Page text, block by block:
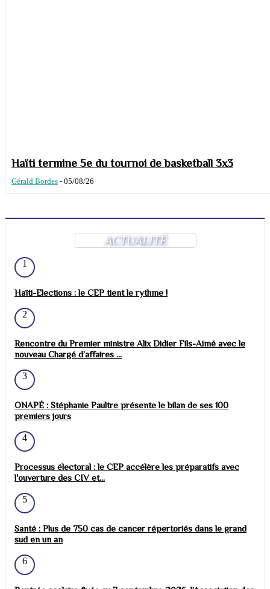
Haïti termine 5e du tournoi de basketball 3x3
Gérald Bordes - 05/08/26
ACTUALITÉ
1
Haïti-Elections : le CEP tient le rythme !
2
Rencontre du Premier ministre Alix Didier Fils-Aimé avec le
nouveau Chargé d’affaires ...
3
ONAPÉ : Stéphanie Paultre présente le bilan de ses 100
premiers jours
4
Processus électoral : le CEP accélère les préparatifs avec
l'ouverture des CIV et...
5
Santé : Plus de 750 cas de cancer répertoriés dans le grand
sud en un an
6